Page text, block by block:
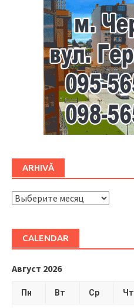
ARHIVĂ
ARHIVĂ
CALENDAR
Август 2026
Пн Вт Ср Чт